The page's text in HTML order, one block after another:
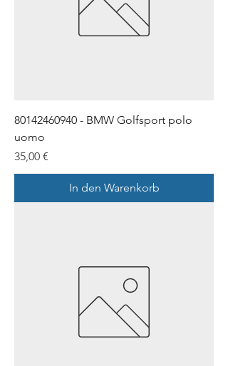
80142460940 - BMW Golfsport polo
uomo
Preis
35,00 €
In den Warenkorb